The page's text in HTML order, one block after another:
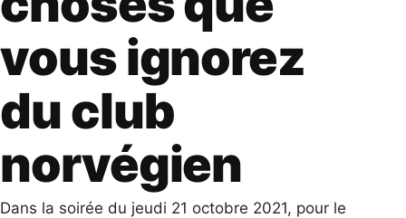
vous ignorez
du club
norvégien
Dans la soirée du jeudi 21 octobre 2021, pour le